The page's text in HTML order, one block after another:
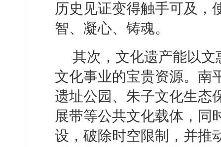
历史见证变得触手可及，
智、凝心、铸魂。
其次，文化遗产能以
文化事业的宝贵资源。南
遗址公园、朱子文化生态
展带等公共文化载体，同
设，破除时空限制，并推